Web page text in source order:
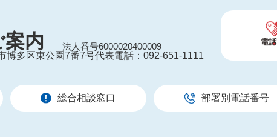
内
法人番号6000020400009
博多区東公園7番7号代表電話：092-651-1111
総合相談窓口 部署別電話番号